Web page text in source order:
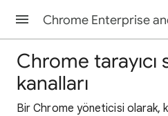
Chrome tarayıcı
kanalları
Bir Chrome yöneticisi olarak,